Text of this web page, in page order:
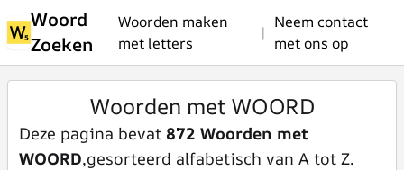
Woord
Zoeken
Woorden maken
met letters
|
Neem contact
met ons op
Woorden met WOORD
Deze pagina bevat 872 Woorden met
WOORD,gesorteerd alfabetisch van A tot Z.